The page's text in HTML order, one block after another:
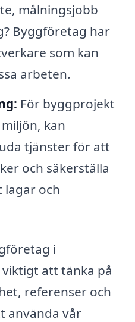
målningsjobb
Byggföretag har
som kan
arbeten.
För byggprojekt
kan
tjänster för att
och säkerställa
lagar och
i
att tänka på
referenser och
använda vår